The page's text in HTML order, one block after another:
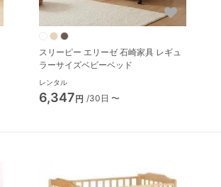
スリーピー エリーゼ 石崎家具 レギュ
ラーサイズベビーベッド
レンタル
6,347円 /30日 〜